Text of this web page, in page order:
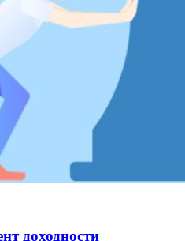
доходности